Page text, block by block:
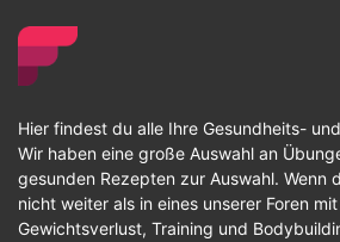
Hier findest du alle Ihre Gesundheits-
Wir haben eine große Auswahl an
gesunden Rezepten zur Auswahl. Wenn
nicht weiter als in eines unserer Foren
Gewichtsverlust, Training und